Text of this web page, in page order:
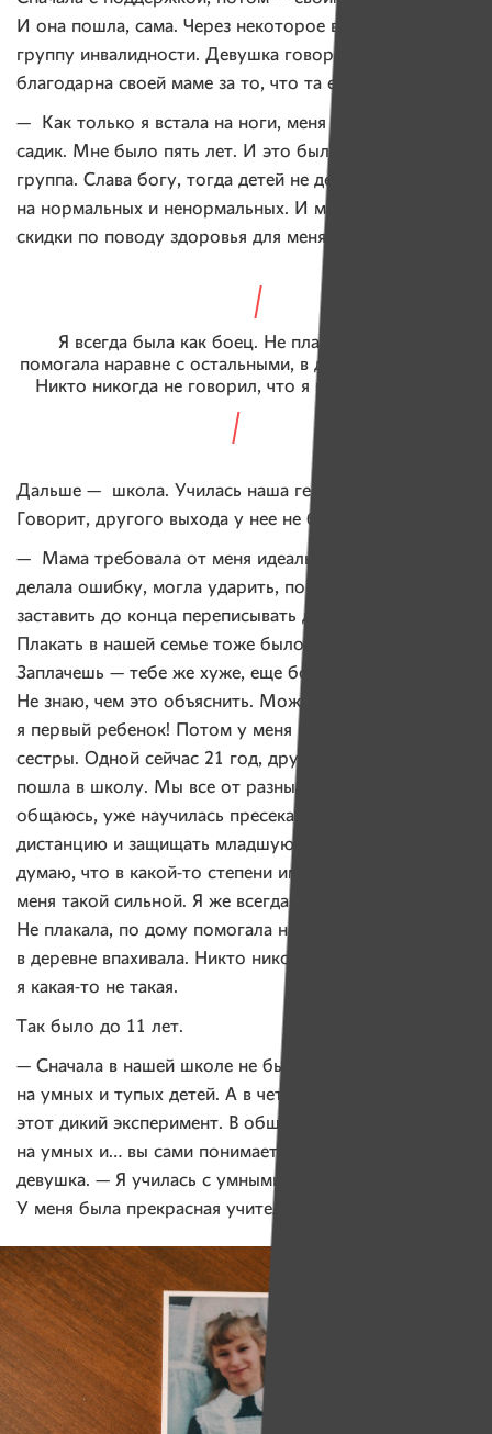
И она пошла, сама. Через некоторое время ей сняли
группу инвалидности. Девушка говорит, что
благодарна своей маме за то, что та ее не бросила:
— Как только я встала на ноги, меня отдали в детский
садик. Мне было пять лет. И это была самая обычная
группа. Слава богу, тогда детей не делили
на нормальных и ненормальных. И мама тоже никакие
скидки по поводу здоровья для меня не делала.
Я всегда была как боец. Не плакала, по дому
помогала наравне с остальными, в деревне впахивала.
Никто никогда не говорил, что я какая-то не такая
Дальше — школа. Училась наша героиня хорошо.
Говорит, другого выхода у нее не было:
— Мама требовала от меня идеальной учебы. Когда
делала ошибку, могла ударить, поставить в угол или
заставить до конца переписывать домашнее задание.
Плакать в нашей семье тоже было нельзя.
Заплачешь — тебе же хуже, еще больше выхватишь.
Не знаю, чем это объяснить. Может, потому что
я первый ребенок! Потом у меня родились еще две
сестры. Одной сейчас 21 год, другая совсем недавно
пошла в школу. Мы все от разных отцов. С мамой
общаюсь, уже научилась пресекать ее, держать
дистанцию и защищать младшую сестру. Сейчас
думаю, что в какой-то степени именно мама сделала
меня такой сильной. Я же всегда была как боец.
Не плакала, по дому помогала наравне с остальными,
в деревне впахивала. Никто никогда не говорил, что
я какая-то не такая.
Так было до 11 лет.
— Сначала в нашей школе не было разделения
на умных и тупых детей. А в четвертом классе ввели
этот дикий эксперимент. В общем, разделила
на умных и… вы сами понимаете, — вспоминает
девушка. — Я училась с умными, и всё было отлично.
У меня была прекрасная учительница.